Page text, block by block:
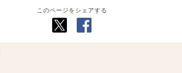
このページをシェアする